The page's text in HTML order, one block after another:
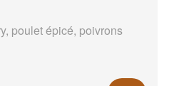
poulet épicé, poivrons